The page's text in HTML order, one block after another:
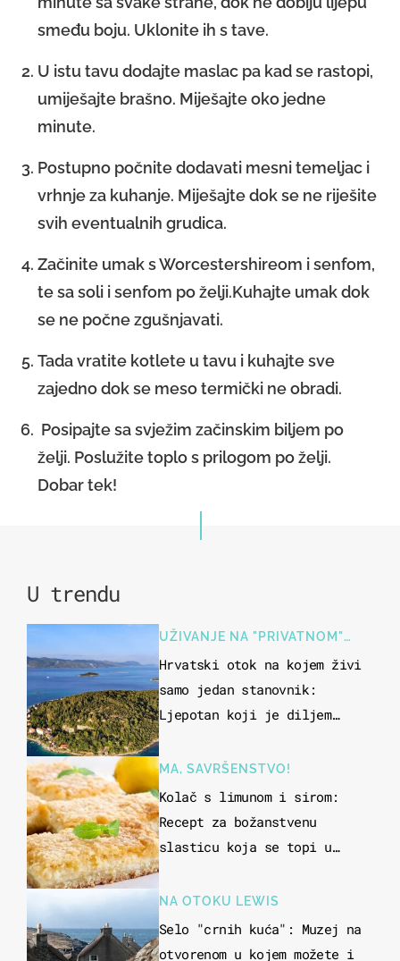
smeđu boju. Uklonite ih s tave.
U istu tavu dodajte maslac pa kad se rastopi,
umiješajte brašno. Miješajte oko jedne
minute.
Postupno počnite dodavati mesni temeljac i
vrhnje za kuhanje. Miješajte dok se ne riješite
svih eventualnih grudica.
Začinite umak s Worcestershireom i senfom,
te sa soli i senfom po želji.Kuhajte umak dok
se ne počne zgušnjavati.
Tada vratite kotlete u tavu i kuhajte sve
zajedno dok se meso termički ne obradi.
Posipajte sa svježim začinskim biljem po
želji. Poslužite toplo s prilogom po želji.
Dobar tek!
U trendu
UŽIVANJE NA "PRIVATNOM"
OTOKU
Hrvatski otok na kojem živi
samo jedan stanovnik:
Ljepotan koji je diljem
"bijelom zlatu"
MA, SAVRŠENSTVO!
Kolač s limunom i sirom:
Recept za božanstvenu
slasticu koja se topi u
NA OTOKU LEWIS
Selo "crnih kuća": Muzej na
otvorenom u kojem možete i